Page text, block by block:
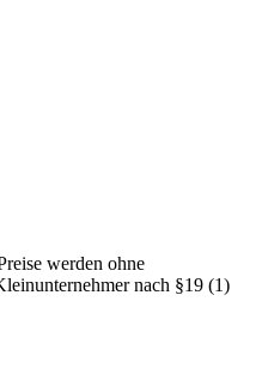
werden ohne
nach §19 (1)